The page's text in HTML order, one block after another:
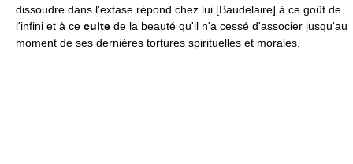
dissoudre dans l'extase répond chez lui [Baudelaire] à ce goût de
l'infini et à ce culte de la beauté qu'il n'a cessé d'associer jusqu'au
moment de ses dernières tortures spirituelles et morales.